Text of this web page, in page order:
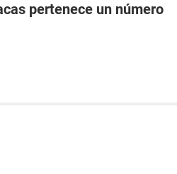
pertenece un número